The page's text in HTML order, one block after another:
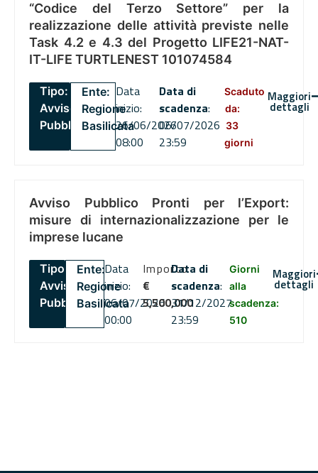
“Codice del Terzo Settore” per la
realizzazione delle attività previste nelle
Task 4.2 e 4.3 del Progetto LIFE21-NAT-
IT-LIFE TURTLENEST 101074584
Tipo:
Avviso
Pubblico
Ente:
Regione
Basilicata
Data
inizio:
26/06/2026
08:00
Data di
scadenza:
06/07/2026
23:59
Scaduto
da:
33
giorni
Maggiori
dettagli
Avviso Pubblico Pronti per l’Export:
misure di internazionalizzazione per le
imprese lucane
Tipo:
Avviso
Pubblico
Ente:
Regione
Basilicata
Data
inizio:
06/07/2026
00:00
Importo
€
5,500,000
Data di
scadenza:
31/12/2027
23:59
Giorni
alla
scadenza:
510
Maggiori
dettagli